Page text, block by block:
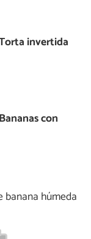
invertida
con
banana húmeda